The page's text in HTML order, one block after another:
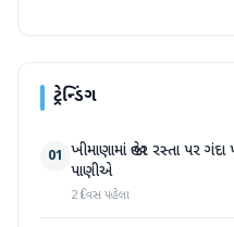
ટ્રેન્ડિંગ
01 ખીમાણામાં જાહેર રસ્તા પર
પાણીએ
2 દિવસ પહેલા